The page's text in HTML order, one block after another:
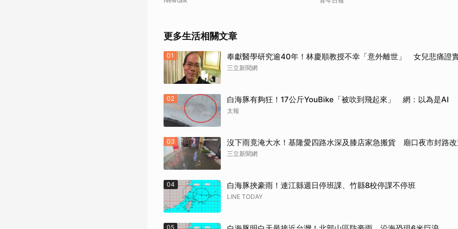
更多生活相關文章
01 奉獻醫學研究逾40年！林慶順教授不幸「意外離世」 女兒悲痛證
三立新聞網
02 白海豚有夠狂！17公斤YouBike「被吹到飛起來」 網：以為是AI
太報
03 沒下雨竟淹大水！基隆愛四路水深及膝店家急搬貨 廟口夜市封路改
三立新聞網
04 白海豚挾豪雨！連江縣週日停班課、竹縣8校停課不停班
LINE TODAY
05